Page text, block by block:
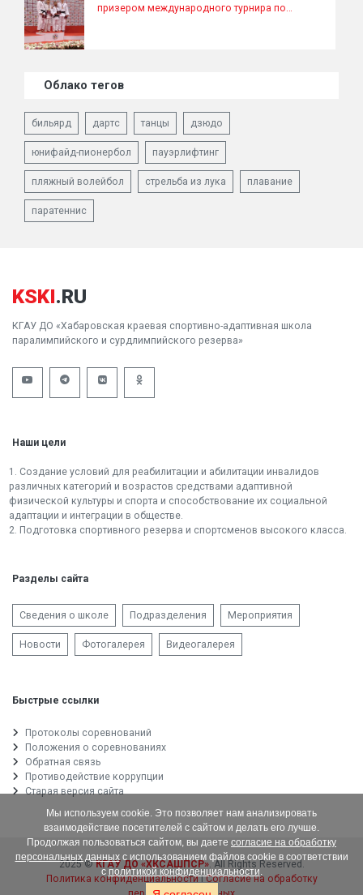
призером международного турнира по…
Облако тегов
бильярд дартс танцы дзюдо
юнифайд-пионербол пауэрлифтинг
пляжный волейбол стрельба из лука плавание
паратеннис
KSKI.RU
КГАУ ДО «Хабаровская краевая спортивно-адаптивная школа
паралимпийского и сурдлимпийского резерва»
Наши цели
1. Создание условий для реабилитации и абилитации инвалидов
различных категорий и возрастов средствами адаптивной
физической культуры и спорта и способствование их социальной
адаптации и интеграции в обществе.
2. Подготовка спортивного резерва и спортсменов высокого класса.
Разделы сайта
Сведения о школе Подразделения Мероприятия
Новости Фотогалерея Видеогалерея
Быстрые ссылки
Протоколы соревнований
Положения о соревнованиях
Обратная связь
Противодействие коррупции
Старая версия сайта
2025 ©КГАУ ДО «ХКСАШПСР». All Rights Reserved.
Политика конфиденциальности|Согласие на обработку
Мы используем cookie. Это позволяет нам анализировать
взаимодействие посетителей с сайтом и делать его лучше.
Продолжая пользоваться сайтом, вы даете согласие на обработку
персональных данныхс использованием файлов cookie в соответствии
с политикой конфиденциальности.